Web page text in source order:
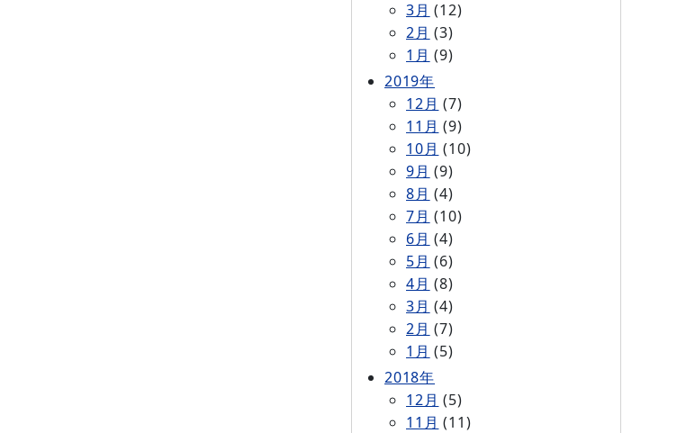
3月 (12)
2月 (3)
1月 (9)
2019年
12月 (7)
11月 (9)
10月 (10)
9月 (9)
8月 (4)
7月 (10)
6月 (4)
5月 (6)
4月 (8)
3月 (4)
2月 (7)
1月 (5)
2018年
12月 (5)
11月 (11)